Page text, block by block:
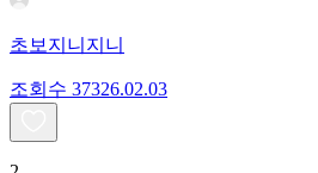
초보지니지니
조회수 37326.02.03